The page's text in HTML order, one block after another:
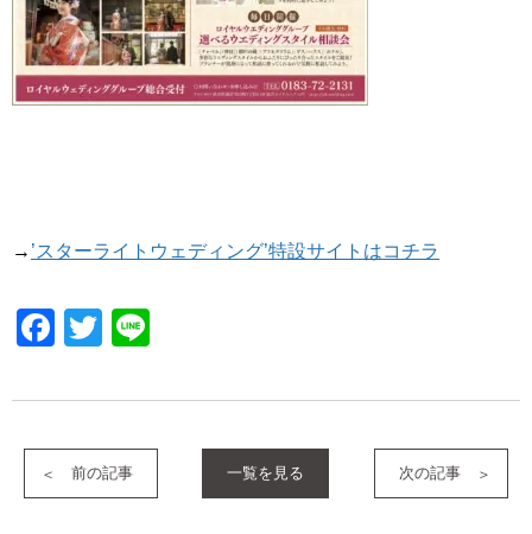
→ ’スターライトウェディング’特設サイトはコチラ
Facebook
Twitter
前の記事 一覧を見る 次の記事